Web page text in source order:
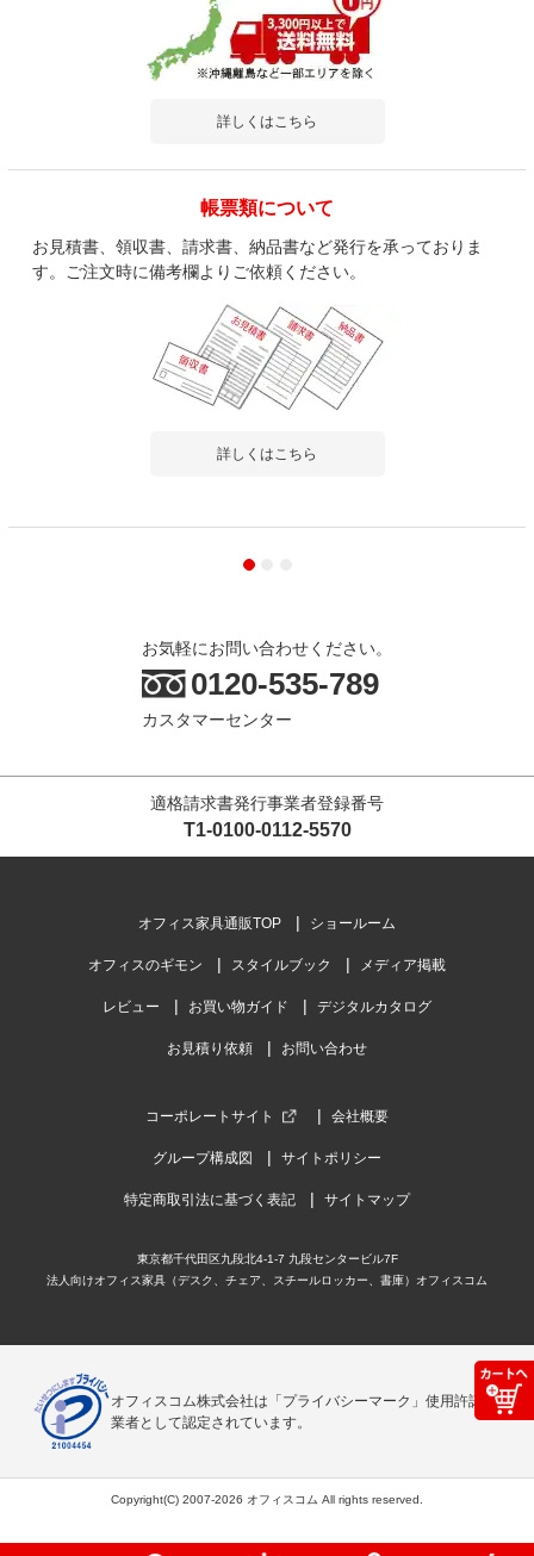
詳しくはこちら
帳票類について
お見積書、領収書、請求書、納品書など発行を承っておりま
す。ご注文時に備考欄よりご依頼ください。
詳しくはこちら
お気軽にお問い合わせください。
0120-535-789
カスタマーセンター
適格請求書発行事業者登録番号
T1-0100-0112-5570
オフィス家具通販TOP ショールーム
オフィスのギモン スタイルブック メディア掲載
レビュー お買い物ガイド デジタルカタログ
お見積り依頼 お問い合わせ
コーポレートサイト 会社概要
グループ構成図 サイトポリシー
特定商取引法に基づく表記 サイトマップ
東京都千代田区九段北4-1-7 九段センタービル7F
法人向けオフィス家具（デスク、チェア、スチールロッカー、書庫）オフィスコム
オフィスコム株式会社は「プライバシーマーク」使用許諾事
業者として認定されています。
Copyright(C) 2007-2026 オフィスコム All rights reserved.